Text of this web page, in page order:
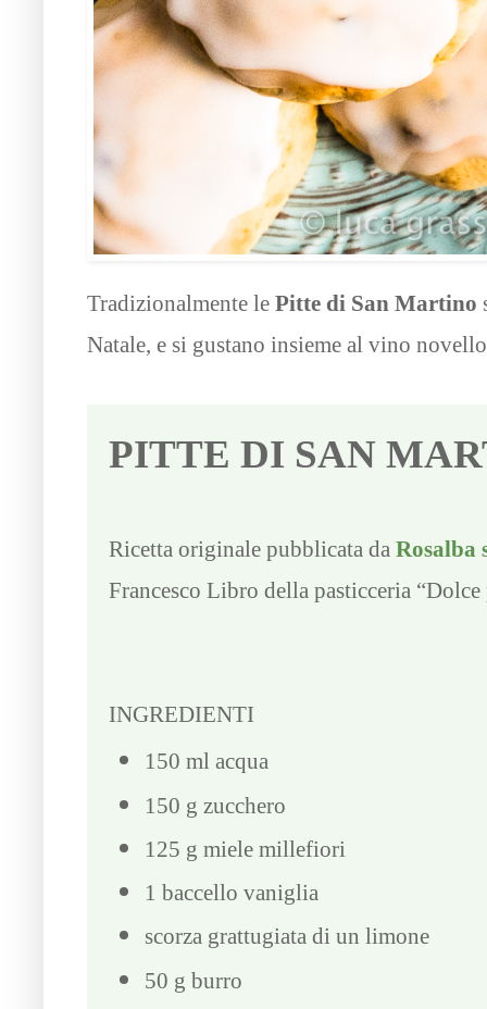
Tradizionalmente le Pitte di San Martino
Natale, e si gustano insieme al vino
PITTE DI SAN
Ricetta originale pubblicata da Rosalba
Francesco Libro della pasticceria
INGREDIENTI
150 ml acqua
150 g zucchero
125 g miele millefiori
1 baccello vaniglia
scorza grattugiata di un limone
50 g burro